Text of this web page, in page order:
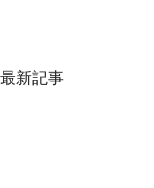
最新記事